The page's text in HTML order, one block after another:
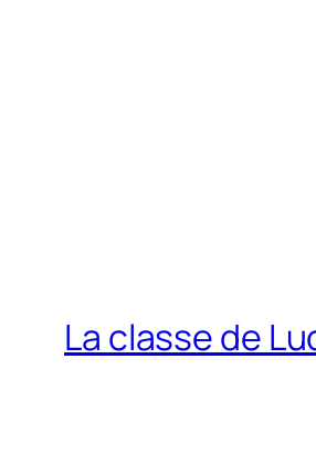
La classe de